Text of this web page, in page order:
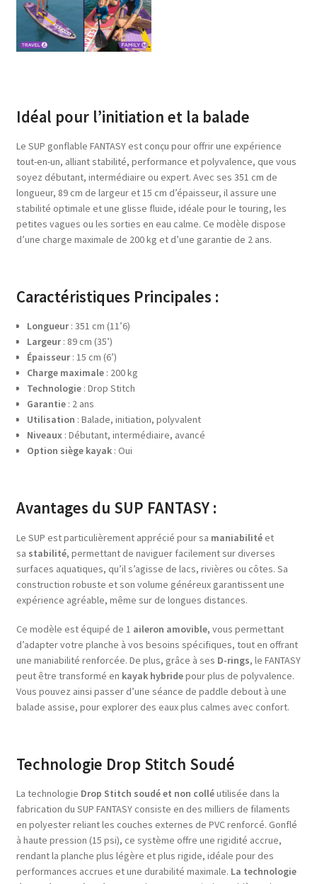
Idéal pour l’initiation et la balade
Le SUP gonflable FANTASY est conçu pour offrir une expérience
tout-en-un, alliant stabilité, performance et polyvalence, que vous
soyez débutant, intermédiaire ou expert. Avec ses 351 cm de
longueur, 89 cm de largeur et 15 cm d’épaisseur, il assure une
stabilité optimale et une glisse fluide, idéale pour le touring, les
petites vagues ou les sorties en eau calme. Ce modèle dispose
d’une charge maximale de 200 kg et d’une garantie de 2 ans.
Caractéristiques Principales :
Longueur: 351 cm (11’6)
Largeur: 89 cm (35’)
Épaisseur: 15 cm (6’)
Charge maximale: 200 kg
Technologie: Drop Stitch
Garantie: 2 ans
Utilisation : Balade, initiation, polyvalent
Niveaux: Débutant, intermédiaire, avancé
Option siège kayak: Oui
Avantages du SUP FANTASY :
Le SUP est particulièrement apprécié pour sa maniabilitéet
sa stabilité, permettant de naviguer facilement sur diverses
surfaces aquatiques, qu’il s’agisse de lacs, rivières ou côtes. Sa
construction robuste et son volume généreux garantissent une
expérience agréable, même sur de longues distances.
Ce modèle est équipé de 1 aileron amovible, vous permettant
d’adapter votre planche à vos besoins spécifiques, tout en offrant
une maniabilité renforcée. De plus, grâce à ses D-rings, le FANTASY
peut être transformé en kayak hybridepour plus de polyvalence.
Vous pouvez ainsi passer d’une séance de paddle debout à une
balade assise, pour explorer des eaux plus calmes avec confort.
Technologie Drop Stitch Soudé
La technologie Drop Stitch soudé et non colléutilisée dans la
fabrication du SUP FANTASY consiste en des milliers de filaments
en polyester reliant les couches externes de PVC renforcé. Gonflé
à haute pression (15 psi), ce système offre une rigidité accrue,
rendant la planche plus légère et plus rigide, idéale pour des
performances accrues et une durabilité maximale. La technologie